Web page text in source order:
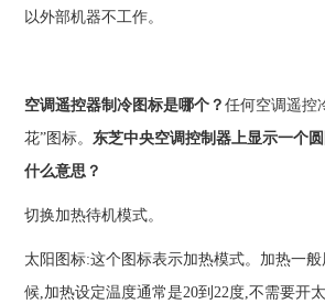
以外部机器不工作。
空调遥控器制冷图标是哪个？任何空调遥控
花”图标。东芝中央空调控制器上显示一个
什么意思？
切换加热待机模式。
太阳图标:这个图标表示加热模式。加热一
候,加热设定温度通常是20到22度,不需要开